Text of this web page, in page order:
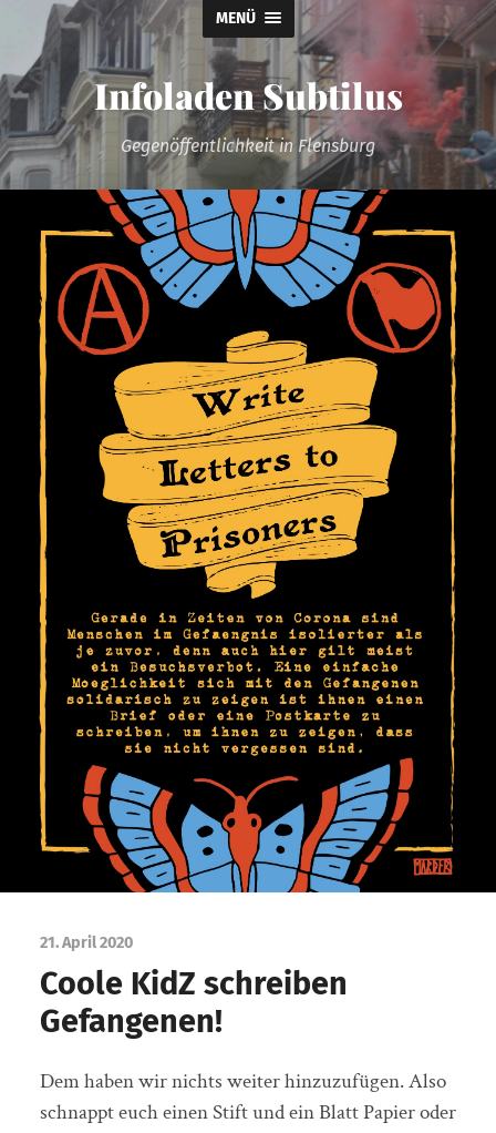
MENÜ
Infoladen Subtilus
Gegenöffentlichkeit in Flensburg
21. April 2020
Coole KidZ schreiben
Gefangenen!
Dem haben wir nichts weiter hinzuzufügen. Also
schnappt euch einen Stift und ein Blatt Papier oder